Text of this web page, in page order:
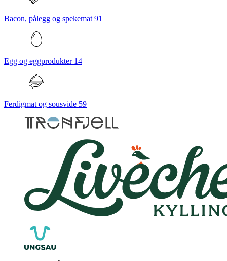
Bacon, pålegg og spekemat 91
Egg og eggprodukter 14
Ferdigmat og sousvide 59